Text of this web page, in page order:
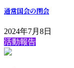
通常国会の閉会
2024年7月8日
活動報告